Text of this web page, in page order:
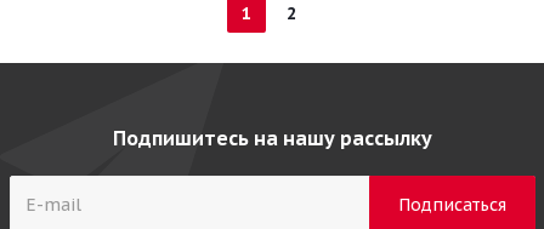
1 2
Подпишитесь на нашу рассылку